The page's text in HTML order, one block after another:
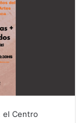
el Centro